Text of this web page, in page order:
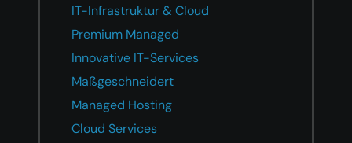
IT-Infrastruktur & Cloud
Premium Managed
Innovative IT-Services
Maßgeschneidert
Managed Hosting
Cloud Services